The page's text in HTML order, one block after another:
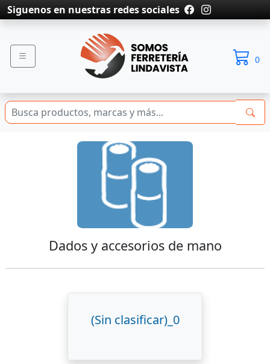
Siguenos en nuestras redes sociales
0
Dados y accesorios de mano
(Sin clasificar)_0